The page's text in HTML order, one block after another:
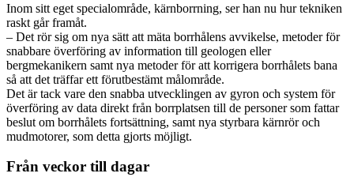
Inom sitt eget specialområde, kärnborrning, ser han nu hur tekniken
raskt går framåt.
– Det rör sig om nya sätt att mäta borrhålens avvikelse, metoder för
snabbare överföring av information till geologen eller
bergmekanikern samt nya metoder för att korrigera borrhålets bana
så att det träffar ett förutbestämt målområde.
Det är tack vare den snabba utvecklingen av gyron och system för
överföring av data direkt från borrplatsen till de personer som fattar
beslut om borrhålets fortsättning, samt nya styrbara kärnrör och
mudmotorer, som detta gjorts möjligt.
Från veckor till dagar